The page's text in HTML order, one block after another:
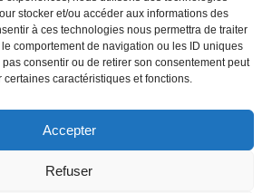
stocker et/ou accéder aux informations des
à ces technologies nous permettra de traiter
comportement de navigation ou les ID uniques
consentir ou de retirer son consentement peut
certaines caractéristiques et fonctions.
Accepter
Refuser
sites Sud (Saint-Pierre
Tampon - St Louis - Cilaos)
des sites :